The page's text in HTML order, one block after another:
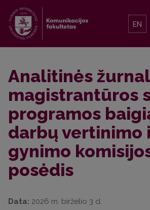
EN
Analitinės
magistrantūros
programos
darbų vertinimo
gynimo
posėdis
Data: 2026 m. birželio 3 d.